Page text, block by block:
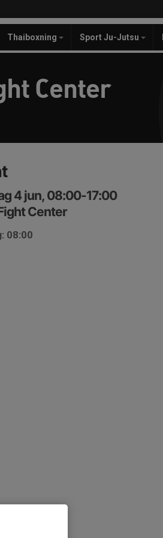
Thaiboxning Sport Ju-Jutsu
Center
4 jun, 08:00-17:00
Center
08:00